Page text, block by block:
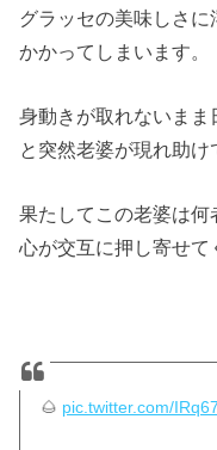
グラッセの美味しさ
かかってしまいます。
身動きが取れないま
と突然老婆が現れ助け
果たしてこの老婆は
心が交互に押し寄せて
🌰 pic.twitter.com/